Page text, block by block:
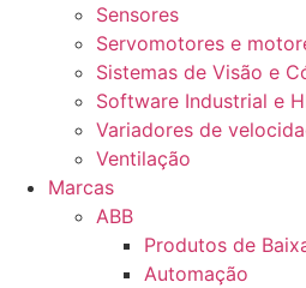
Sensores
Servomotores e
Sistemas de Visão e
Software Industrial e
Variadores de
Ventilação
Marcas
ABB
Produtos de
Automação